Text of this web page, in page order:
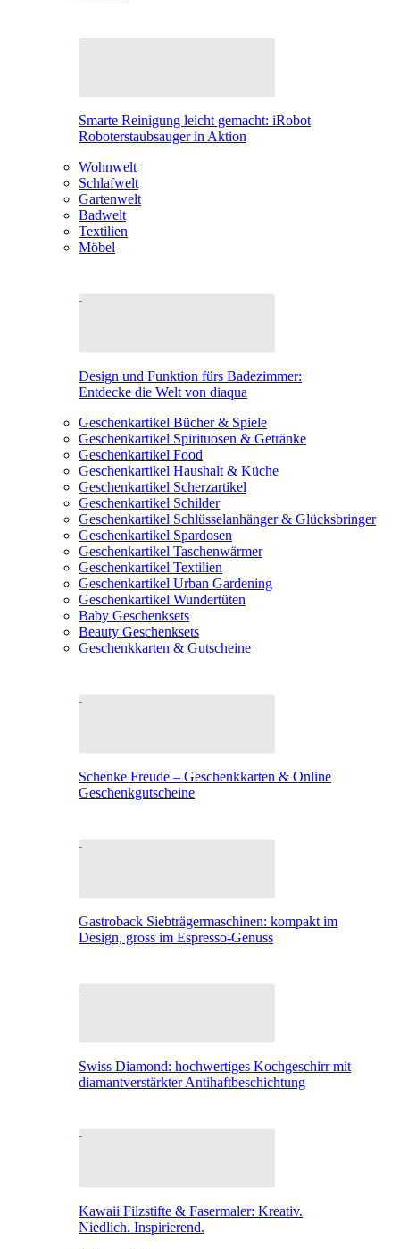
Smarte Reinigung leicht gemacht: iRobot
Roboterstaubsauger in Aktion
Wohnwelt
Schlafwelt
Gartenwelt
Badwelt
Textilien
Möbel
Design und Funktion fürs Badezimmer:
Entdecke die Welt von diaqua
Geschenkartikel Bücher & Spiele
Geschenkartikel Spirituosen & Getränke
Geschenkartikel Food
Geschenkartikel Haushalt & Küche
Geschenkartikel Scherzartikel
Geschenkartikel Schilder
Geschenkartikel Schlüsselanhänger & Glücksbringer
Geschenkartikel Spardosen
Geschenkartikel Taschenwärmer
Geschenkartikel Textilien
Geschenkartikel Urban Gardening
Geschenkartikel Wundertüten
Baby Geschenksets
Beauty Geschenksets
Geschenkkarten & Gutscheine
Schenke Freude – Geschenkkarten & Online
Geschenkgutscheine
Gastroback Siebträgermaschinen: kompakt im
Design, gross im Espresso-Genuss
Swiss Diamond: hochwertiges Kochgeschirr mit
diamantverstärkter Antihaftbeschichtung
Kawaii Filzstifte & Fasermaler: Kreativ.
Niedlich. Inspirierend.